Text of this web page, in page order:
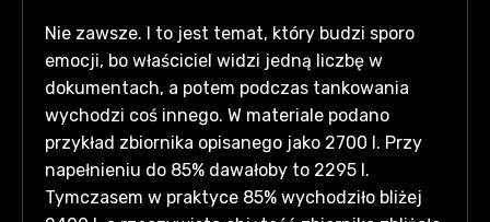
Nie zawsze. I to jest temat, który budzi sporo
emocji, bo właściciel widzi jedną liczbę w
dokumentach, a potem podczas tankowania
wychodzi coś innego. W materiale podano
przykład zbiornika opisanego jako 2700 l. Przy
napełnieniu do 85% dawałoby to 2295 l.
Tymczasem w praktyce 85% wychodziło bliżej